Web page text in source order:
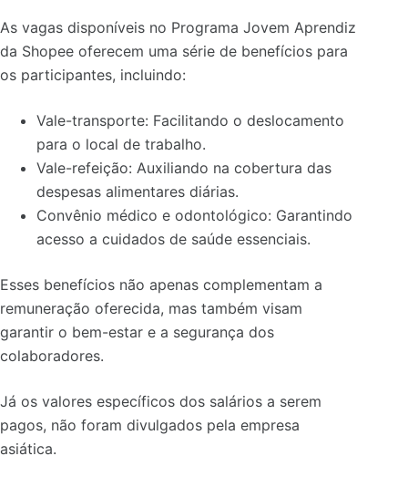
As vagas disponíveis no Programa Jovem Aprendiz
da Shopee oferecem uma série de benefícios para
os participantes, incluindo:
Vale-transporte: Facilitando o deslocamento
para o local de trabalho.
Vale-refeição: Auxiliando na cobertura das
despesas alimentares diárias.
Convênio médico e odontológico: Garantindo
acesso a cuidados de saúde essenciais.
Esses benefícios não apenas complementam a
remuneração oferecida, mas também visam
garantir o bem-estar e a segurança dos
colaboradores.
Já os valores específicos dos salários a serem
pagos, não foram divulgados pela empresa
asiática.